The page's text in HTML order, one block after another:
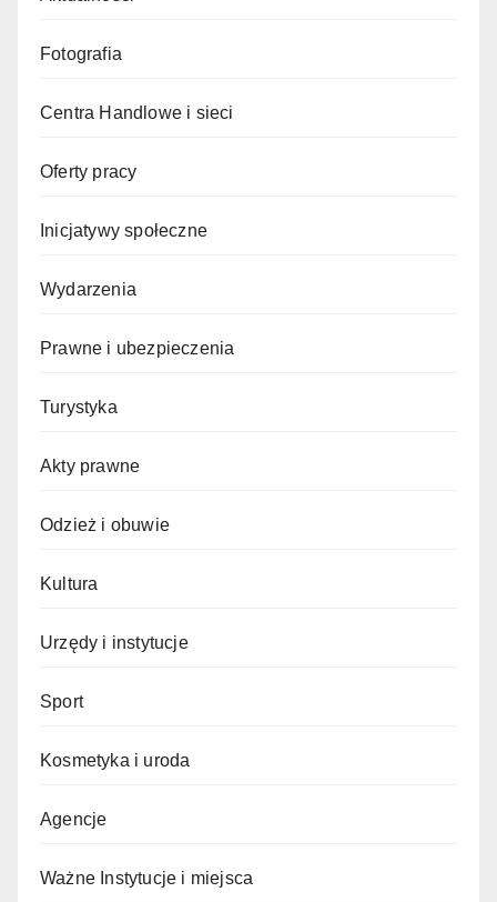
Fotografia
Centra Handlowe i sieci
Oferty pracy
Inicjatywy społeczne
Wydarzenia
Prawne i ubezpieczenia
Turystyka
Akty prawne
Odzież i obuwie
Kultura
Urzędy i instytucje
Sport
Kosmetyka i uroda
Agencje
Ważne Instytucje i miejsca